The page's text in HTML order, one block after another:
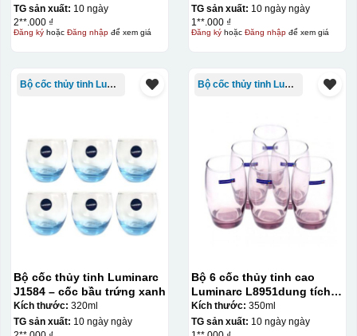
Kiểu in:
In lưới (silk screen printing) trong ngành quà tặng là kỹ
quang, trong đó hình ảnh cần in được phơi sáng tạo
thành khuôn. Mực in được đẩy qua các lỗ nhỏ trên lưới
bằng một thanh gạt (squeegee) để in lên bề mặt sản
phẩm như ly, cốc, bút, móc khóa hay các vật phẩm quà
tặng khác. Kỹ thuật này cho phép in được nhiều màu sắc
khác nhau, độ bền cao, có thể in trên nhiều chất liệu và
tương đối cao.
Kiểu hộp:
TG sản xuất: 10 ngày
2**.000 ₫
Đăng kýhoặc Đăng nhậpđể xem giá
TG sản xuất: 10 ngày ngày
1**.000 ₫
Đăng kýhoặc Đăng nhậpđể xem giá
Bộ cốc thủy tinh Luminarc
Bộ cốc thủy tinh Luminarc
J1584 – cốc bầu trứng xanh
Kích thước: 320ml
TG sản xuất: 10 ngày ngày
Bộ cốc thủy tinh Luminarc
Bộ 6 cốc thủy tinh cao
Luminarc L8951dung tích
350ml màu tím
Kích thước: 350ml
TG sản xuất: 10 ngày ngày